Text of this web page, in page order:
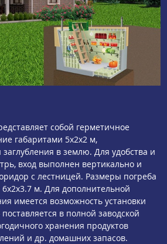
собой герметичное
габаритами 5x2x2 м,
в землю. Для удобства и
вход выполнен вертикально и
с лестницей. Размеры погреба
6x2x3.7 м. Для дополнительной
имеется возможность установки
в полной заводской
хранения продуктов
и др. домашних запасов.